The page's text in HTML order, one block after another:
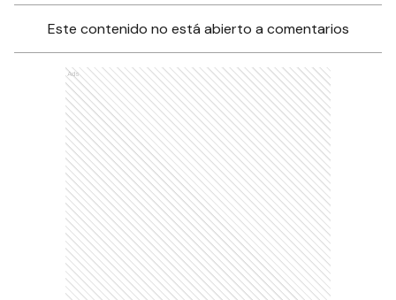
Este contenido no está abierto a comentarios
Ads